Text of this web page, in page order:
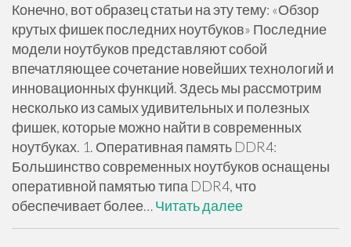
Конечно, вот образец статьи на эту тему: «Обзор
крутых фишек последних ноутбуков» Последние
модели ноутбуков представляют собой
впечатляющее сочетание новейших технологий и
инновационных функций. Здесь мы рассмотрим
несколько из самых удивительных и полезных
фишек, которые можно найти в современных
ноутбуках. 1. Оперативная память DDR4:
Большинство современных ноутбуков оснащены
оперативной памятью типа DDR4, что
обеспечивает более…Читать далее